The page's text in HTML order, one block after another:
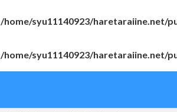
/home/syu11140923/haretaraiine.net/
/home/syu11140923/haretaraiine.net/